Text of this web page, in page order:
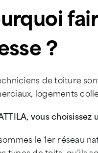
?
de toiture
logements
vous
le 1er réseau